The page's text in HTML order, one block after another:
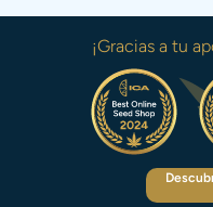
¡Gracias a tu